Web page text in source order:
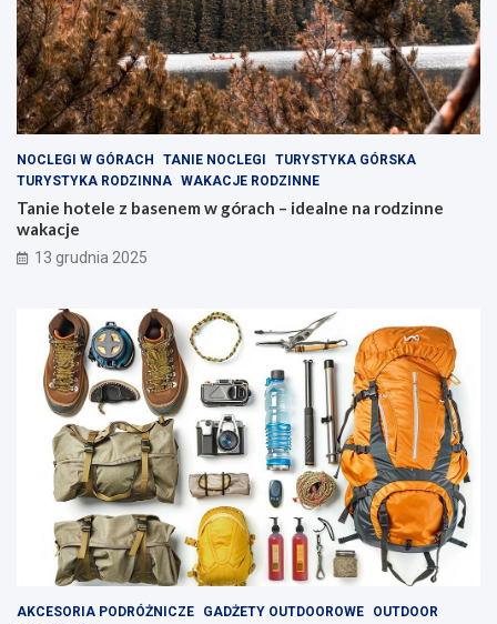
r
o
k
l
i
w
e
z
a
ą
t
k
n
a
r
o
d
z
i
n
n
w
a
k
NOCLEGI W GÓRACH TANIE NOCLEGI
TURYSTYKA GÓRSKA
TURYSTYKA RODZINNA WAKACJE RODZINNE
Tanie hotele z basenem w górach – idealne na rodzinne
wakacje
13 grudnia 2025
AKCESORIA PODRÓŻNICZE GADŻETY OUTDOOROWE
OUTDOOR